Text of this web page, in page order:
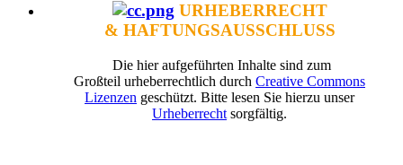
URHEBERRECHT
& HAFTUNGSAUSSCHLUSS
Die hier aufgeführten Inhalte sind zum
Großteil urheberrechtlich durch Creative Commons
Lizenzen geschützt. Bitte lesen Sie hierzu unser
Urheberrecht sorgfältig.